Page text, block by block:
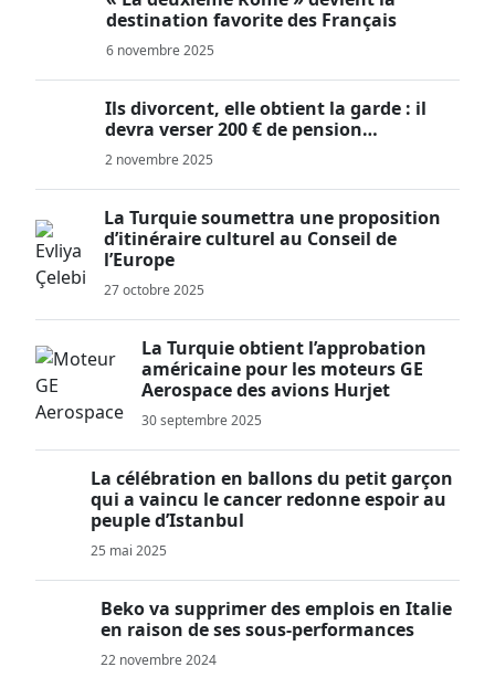
destination favorite des Français
6 novembre 2025
Ils divorcent, elle obtient la garde : il
devra verser 200 € de pension…
2 novembre 2025
La Turquie soumettra une proposition
d’itinéraire culturel au Conseil de
l’Europe
27 octobre 2025
La Turquie obtient l’approbation
américaine pour les moteurs GE
Aerospace des avions Hurjet
30 septembre 2025
La célébration en ballons du petit garçon
qui a vaincu le cancer redonne espoir au
peuple d’Istanbul
25 mai 2025
Beko va supprimer des emplois en Italie
en raison de ses sous-performances
22 novembre 2024